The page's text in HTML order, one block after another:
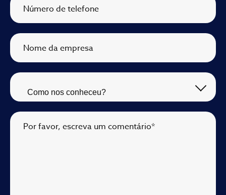
Número de telefone
Nome da empresa
Por favor, escreva um comentário*